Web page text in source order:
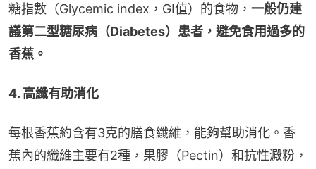
糖指數（Glycemic index，GI值）的食物， 一般仍建
議第二型糖尿病（Diabetes）患者，避免食用過多的
香蕉。
4. 高纖有助消化
每根香蕉約含有3克的膳食纖維，能夠幫助消化。香
蕉內的纖維主要有2種，果膠（Pectin）和抗性澱粉，